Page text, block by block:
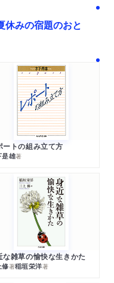
休みの宿題のおと
ートの組み立て方
是雄著
な雑草の愉快な生きかた
著稲垣栄洋著